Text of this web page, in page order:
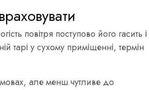
повітря поступово його гасить і
тарі у сухому приміщенні, термін
але менш чутливе до